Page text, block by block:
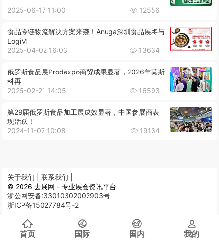
2025-06-17 11:00 12556
食品冷链物流解决方案来袭！Anuga深圳食品展将与
LogiM
2025-04-02 16:03
13634
俄罗斯食品展Prodexpo商贸成果显著，2026年莫斯
科再
2025-02-21 14:05
16593
第29届俄罗斯食品加工展成效显著，中国参展商表
现活跃！
2024-11-07 10:08
19134
首页 国际 国内 我的
关于我们 | 联系我们 |
© 2026 去展网 - 专业展会资讯平台
浙公网安备:33010302002903号
浙ICP备15027784号-2